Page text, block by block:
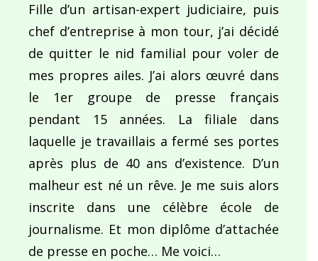
Fille d’un artisan-expert judiciaire, puis
chef d’entreprise à mon tour, j’ai décidé
de quitter le nid familial pour voler de
mes propres ailes. J’ai alors œuvré dans
le 1er groupe de presse français
pendant 15 années. La filiale dans
laquelle je travaillais a fermé ses portes
après plus de 40 ans d’existence. D’un
malheur est né un rêve. Je me suis alors
inscrite dans une célèbre école de
journalisme. Et mon diplôme d’attachée
de presse en poche… Me voici…